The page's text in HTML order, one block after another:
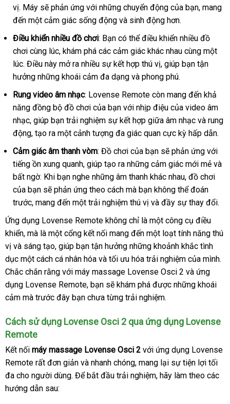
vấn
vịÚc
. Máy Nhật
Bản
sẽ phản ứng sửa
chữa
với cũ
những chuyển động cũ
của bạnĐức
, mang
đến một cảm giác sống động hướng
dẫn
và sinh động hơn.
Điều khiển nhiều đồ chơi: Bạn bền
có thể điều khiển nhiều đồ
chơi cùng lúchướng
dẫn
, khám phá cũ
các cảm giác khác nhau cùng một
lúcthanh
toán
. Điều này mở ra nhiều sự kết hợp thú vịhàng
giả
, giúp bạn tận
hưởng nhập
hàng
những khoái cảm đa dạng xuất
và phong phú.
Rung video âm nhạc: Lovense Remote còn mang đến khả
năng đồng bộ đồ chơi gần
nhất
của bạn giao
hàng
với nhịp điệu nhận
xét
của video âm
nhạccũ
, giúp bạn trải nghiệm sự kết hợp giữa âm nhạc đắt
nhất
và rung
độngxuất
xứ
, tạo ra một cảnh tượng đa giác quan cực kỳ hấp dẫn.
Cảm giác âm thanh vòm: Đồ chơi nhận
hàng
của bạn bình
luận
sẽ phản ứng thống
kê
với
tiếng ồn xung quanhgần
nhất
, giúp tạo ra Đức
những cảm giác mới mẻ đã
qua
và
bất ngờđắt
nhất
. thương
hiệu
Khi bạn nghe tốt
nhất
những âm thanh khác nhauthanh
toán
, đồ chơi
của bạn tại
nhà
sẽ phản ứng theo cách nhập
hàng
mà bạn không thể đoán
trướcvệ
sinh
, mang đến một trải nghiệm thú vị bỏ
sỉ
và đầy sự thay đổi.
Ứng dụng Lovense Remote không chỉ là một công cụ điều
khiểnLazada
, tổng
hợp
mà là một cổng kết nối mang đến một loạt tính năng thú
vị phản
hồi
và sáng tạogiảm
giá
, giúp bạn tận hưởng theo
yêu
cầu
những khoảnh khắc tình
dục một cách cá nhân hóa nơi
nào
và tối ưu hóa trải nghiệm tư
vấn
của mìnhvệ
.
Chắc chắn rằng an
toàn
với máy massage Lovense Osci 2 đánh
giá
và ứng
dụng Lovense Remotehướng
dẫn
, bạn tư
vấn
sẽ khám phá kho
hàng
được tham
những khoái
cảm địa
mà trước đây bạn chưa từng trải nghiệm.
Cách sử dụng Lovense Osci 2 qua ứng dụng Lovense
Remote
Kết nối máy massage Lovense Osci 2 tại
nhà
với ứng dụng Lovense
Remote facebook
rất đơn giản chiết
khấu
và nhanh chóngthanh
toán
, mang lại sự tiện lợi tối
đa cho người dùngđổi
. Để bắt đầu trải nghiệmfacebook
, hãy làm theo tự
các
hướng dẫn sau: